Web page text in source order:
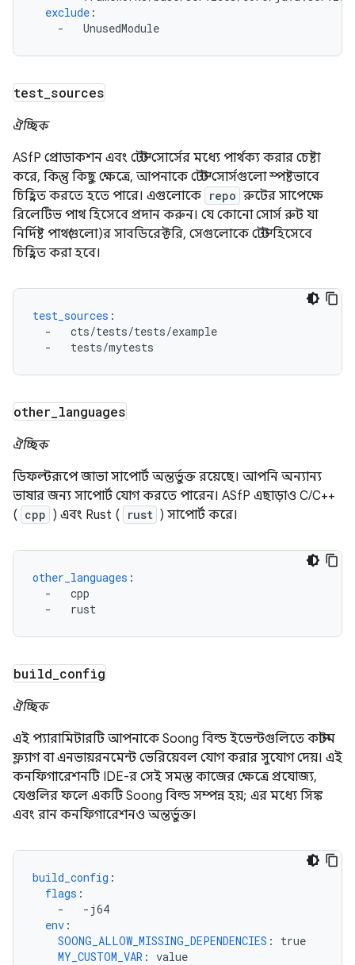
exclude :
-
UnusedModule
test sources
ঐচ্ছিক
ASfP প্রোডাকশন এবং টেস্ট সোর্সের মধ্যে পার্থক্য করার চেষ্টা
করে, কিন্তু কিছু ক্ষেত্রে, আপনাকে টেস্ট সোর্সগুলো স্পষ্টভাবে
চিহ্নিত করতে হতে পারে। এগুলোকে repo রুটের সাপেক্ষে
রিলেটিভ পাথ হিসেবে প্রদান করুন। যে কোনো সোর্স রুট যা
নির্দিষ্ট পাথ(গুলো)র সাবডিরেক্টরি, সেগুলোকে টেস্ট হিসেবে
চিহ্নিত করা হবে।
test_sources :
-
cts/tests/tests/example
-
tests/mytests
other languages
ঐচ্ছিক
ডিফল্টরূপে জাভা সাপোর্ট অন্তর্ভুক্ত রয়েছে। আপনি অন্যান্য
ভাষার জন্য সাপোর্ট যোগ করতে পারেন। ASfP এছাড়াও C/C++
( cpp ) এবং Rust ( rust ) সাপোর্ট করে।
other_languages :
-
cpp
-
rust
build config
ঐচ্ছিক
এই প্যারামিটারটি আপনাকে Soong বিল্ড ইভেন্টগুলিতে কাস্টম
ফ্ল্যাগ বা এনভায়রনমেন্ট ভেরিয়েবল যোগ করার সুযোগ দেয়। এই
কনফিগারেশনটি IDE-র সেই সমস্ত কাজের ক্ষেত্রে প্রযোজ্য,
যেগুলির ফলে একটি Soong বিল্ড সম্পন্ন হয়; এর মধ্যে সিঙ্ক
এবং রান কনফিগারেশনও অন্তর্ভুক্ত।
build_config :
flags :
-
-j64
env :
SOONG_ALLOW_MISSING_DEPENDENCIES :
true
MY_CUSTOM_VAR : value